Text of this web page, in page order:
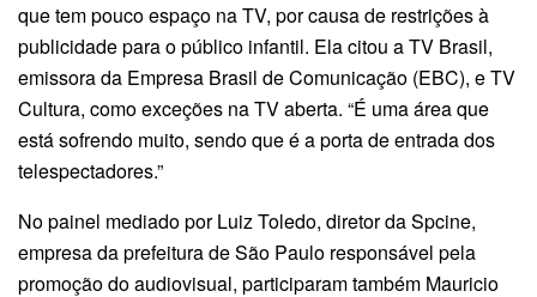
que tem pouco espaço na TV, por causa de restrições à
publicidade para o público infantil. Ela citou a TV Brasil,
emissora da Empresa Brasil de Comunicação (EBC), e TV
Cultura, como exceções na TV aberta. “É uma área que
está sofrendo muito, sendo que é a porta de entrada dos
telespectadores.”
No painel mediado por Luiz Toledo, diretor da Spcine,
empresa da prefeitura de São Paulo responsável pela
promoção do audiovisual, participaram também Mauricio